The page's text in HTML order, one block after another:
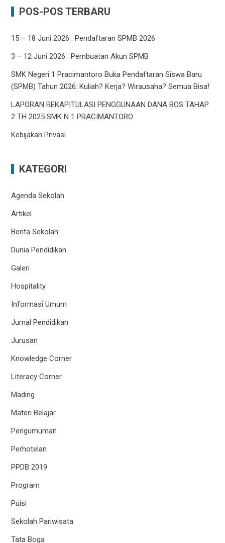
POS-POS TERBARU
15 – 18 Juni 2026 : Pendaftaran SPMB 2026
3 – 12 Juni 2026 : Pembuatan Akun SPMB
SMK Negeri 1 Pracimantoro Buka Pendaftaran Siswa Baru
(SPMB) Tahun 2026: Kuliah? Kerja? Wirausaha? Semua Bisa!
LAPORAN REKAPITULASI PENGGUNAAN DANA BOS TAHAP
2 TH 2025 SMK N 1 PRACIMANTORO
Kebijakan Privasi
KATEGORI
Agenda Sekolah
Artikel
Berita Sekolah
Dunia Pendidikan
Galeri
Hospitality
Informasi Umum
Jurnal Pendidikan
Jurusan
Knowledge Corner
Literacy Corner
Mading
Materi Belajar
Pengumuman
Perhotelan
PPDB 2019
Program
Puisi
Sekolah Pariwisata
Tata Boga